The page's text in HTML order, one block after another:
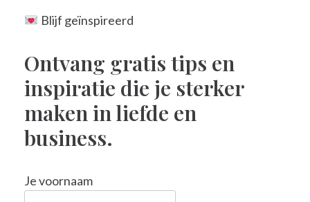
Blijf geïnspireerd
Ontvang gratis tips en
inspiratie die je sterker
maken in liefde en
business.
Je voornaam